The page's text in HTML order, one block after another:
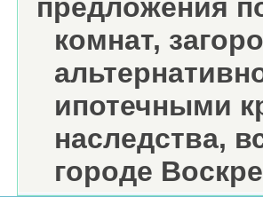
предложения
комнат,
ипотечными
наследства,
городе